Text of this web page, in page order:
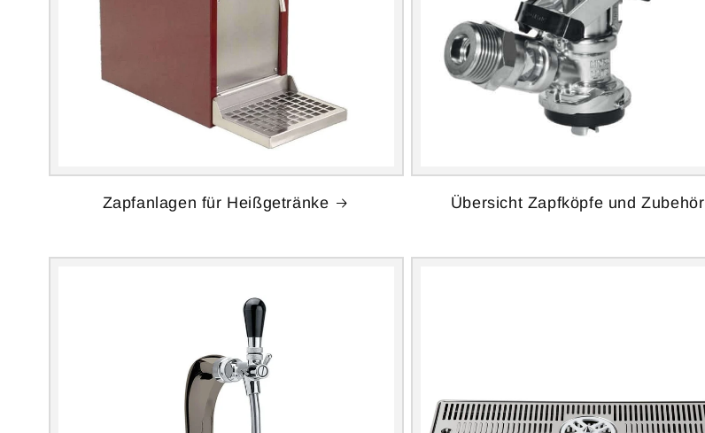
Zapfanlagen für Heißgetränke Übersicht Zapfköpfe und Zubehör